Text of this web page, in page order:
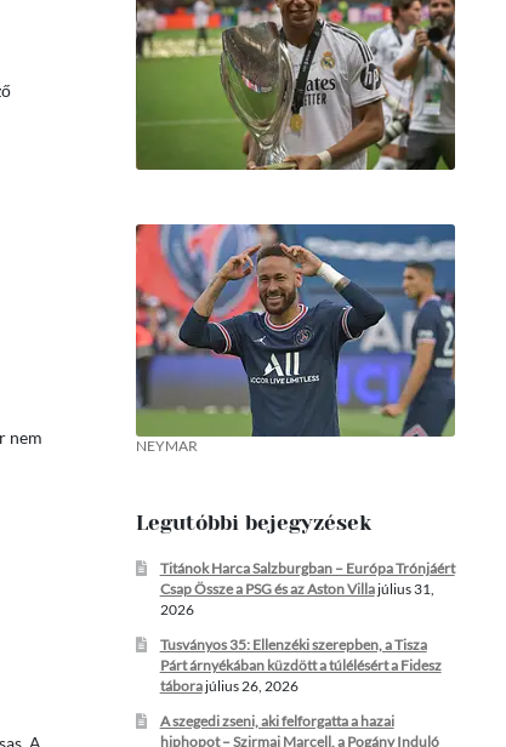
nem
NEYMAR
Legutóbbi bejegyzések
Titánok Harca Salzburgban – Európa Trónjáért
Csap Össze a PSG és az Aston Villajúlius 31,
2026
Tusványos 35: Ellenzéki szerepben, a Tisza
Párt árnyékában küzdött a túlélésért a Fidesz
táborajúlius 26, 2026
A szegedi zseni, aki felforgatta a hazai
hiphopot – Szirmai Marcell, a Pogány Induló